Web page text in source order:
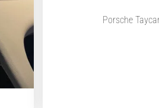
Porsche